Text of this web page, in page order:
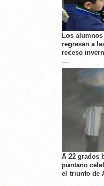
Los
regresan a
receso
A 22 grados
puntano
el triunfo de